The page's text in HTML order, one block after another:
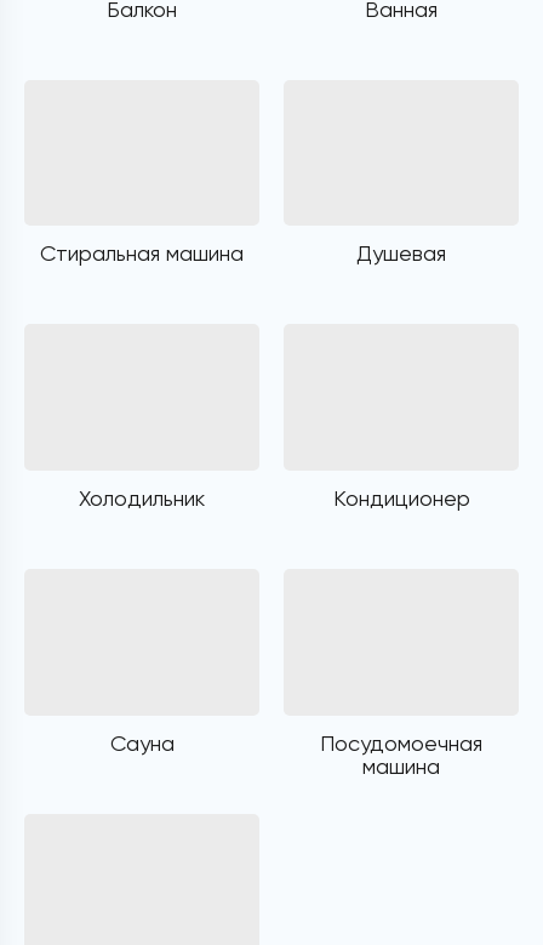
Балкон Ванная
Стиральная машина Душевая
Холодильник Кондиционер
Сауна
Посудомоечная
машина